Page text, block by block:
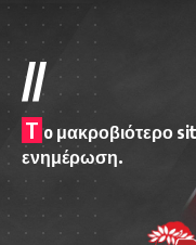
//
T o μακροβιότερο
ενημέρωση.